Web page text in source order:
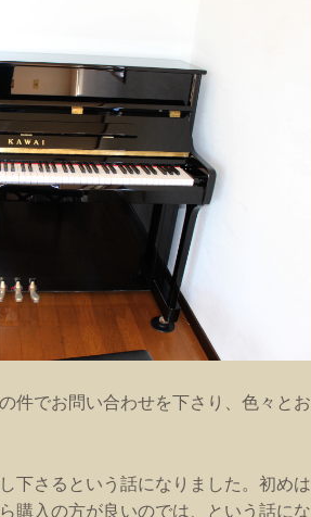
件でお問い合わせを下さり、色々とお
下さるという話になりました。初めは
購入の方が良いのでは、という話にな